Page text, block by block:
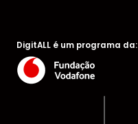
DigitALL é um programa da: